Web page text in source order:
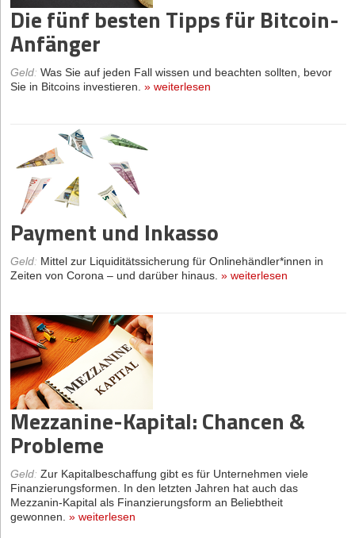
Die fünf besten Tipps für Bitcoin-
Anfänger
Geld: Was Sie auf jeden Fall wissen und beachten sollten, bevor
Sie in Bitcoins investieren. » weiterlesen
Payment und Inkasso
Geld: Mittel zur Liquiditätssicherung für Onlinehändler*innen in
Zeiten von Corona – und darüber hinaus. » weiterlesen
Mezzanine-Kapital: Chancen &
Probleme
Geld: Zur Kapitalbeschaffung gibt es für Unternehmen viele
Finanzierungsformen. In den letzten Jahren hat auch das
Mezzanin-Kapital als Finanzierungsform an Beliebtheit
gewonnen. » weiterlesen